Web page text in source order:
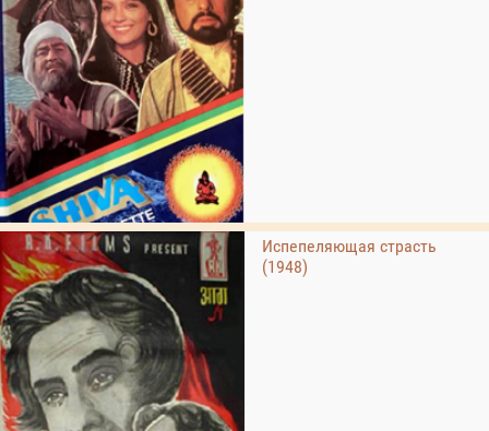
Испепеляющая страсть
(1948)